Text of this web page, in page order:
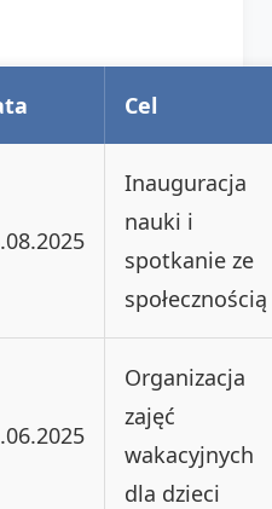
Cel
Inauguracja
nauki i
spotkanie ze
społecznością
Organizacja
zajęć
wakacyjnych
dla dzieci